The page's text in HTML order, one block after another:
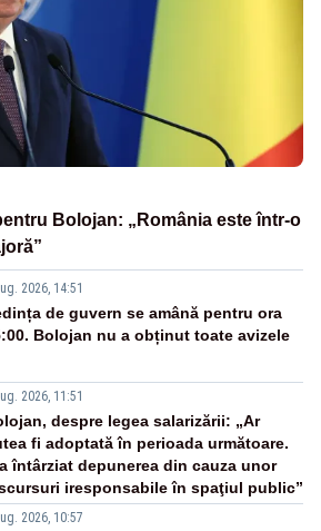
Bolojan: „România este într-o
2026, 14:51
de guvern se amână pentru ora
Bolojan nu a obținut toate avizele
2026, 11:51
despre legea salarizării: „Ar
fi adoptată în perioada următoare.
întârziat depunerea din cauza unor
iresponsabile în spaţiul public”
2026, 10:57